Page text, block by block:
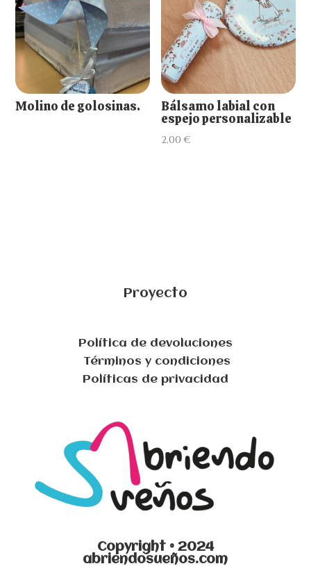
Molino de golosinas. Bálsamo labial con
espejo personalizable
2,00€
Proyecto
Política de devoluciones
Términos y condiciones
Políticas de privacidad
Copyright © 2024
abriendosueños.com